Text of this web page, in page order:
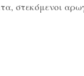
στεκόμενοι